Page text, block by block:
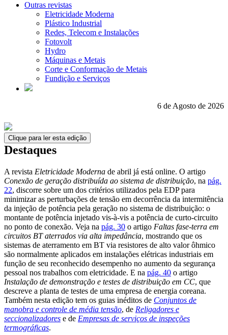
Outras revistas
Eletricidade Moderna
Plástico Industrial
Redes, Telecom e Instalações
Fotovolt
Hydro
Máquinas e Metais
Corte e Conformação de Metais
Fundição e Serviços
6 de Agosto de 2026
Clique para ler esta edição
Destaques
A revista Eletricidade Moderna de abril já está online. O artigo
Conexão de geração distribuída ao sistema de distribuição, na pág.
22, discorre sobre um dos critérios utilizados pela EDP para
minimizar as perturbações de tensão em decorrência da intermitência
da injeção de potência pela geração no sistema de distribuição: o
montante de potência injetado vis-à-vis a potência de curto-circuito
no ponto de conexão. Veja na pág. 30 o artigo Faltas fase-terra em
circuitos BT aterrados via alta impedância, mostrando que os
sistemas de aterramento em BT via resistores de alto valor ôhmico
são normalmente aplicados em instalações elétricas industriais em
função de seu reconhecido desempenho no aumento da segurança
pessoal nos trabalhos com eletricidade. E na pág. 40 o artigo
Instalação de demonstração e testes de distribuição em CC, que
descreve a planta de testes de uma empresa de energia coreana.
Também nesta edição tem os guias inéditos de Conjuntos de
manobra e controle de média tensão, de Religadores e
seccionalizadores e de Empresas de serviços de inspeções
termográficas.